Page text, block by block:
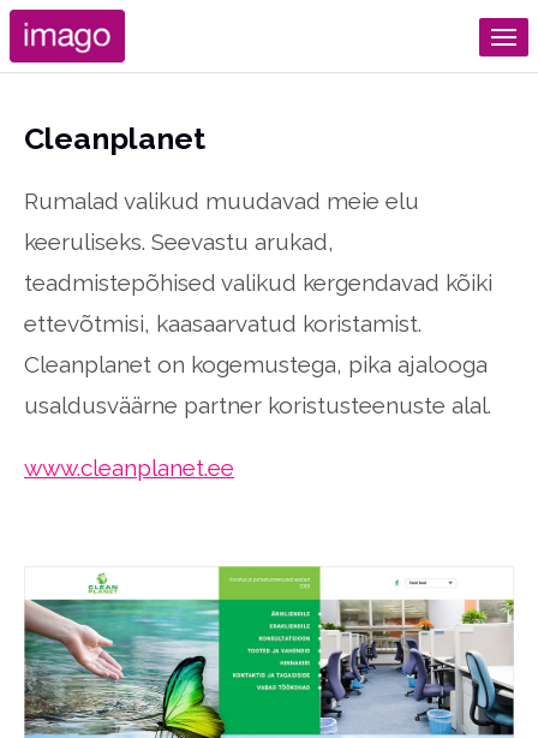
Cleanplanet
Rumalad valikud muudavad meie elu
keeruliseks. Seevastu arukad,
teadmistepõhised valikud kergendavad kõiki
ettevõtmisi, kaasaarvatud koristamist.
Cleanplanet on kogemustega, pika ajalooga
usaldusväärne partner koristusteenuste alal.
www.cleanplanet.ee